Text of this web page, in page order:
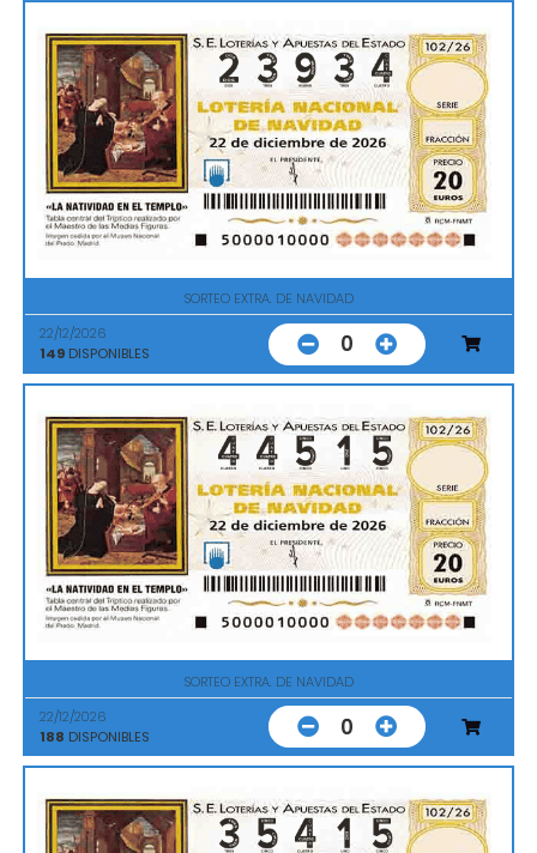
SORTEO EXTRA. DE NAVIDAD
22/12/2026
149 DISPONIBLES 0
SORTEO EXTRA. DE NAVIDAD
22/12/2026
188 DISPONIBLES 0